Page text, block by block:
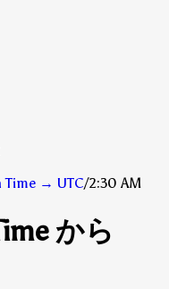
Time → UTC/2:30 AM
から